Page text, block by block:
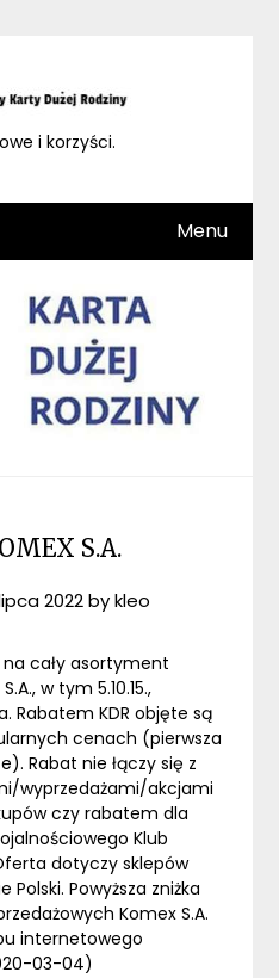
i korzyści.
Menu
S.A.
2022bykleo
na cały asortyment
w tym 5.10.15.,
Rabatem KDR objęte są
cenach (pierwsza
Rabat nie łączy się z
wyprzedażami/akcjami
czy rabatem dla
Klub
dotyczy sklepów
Powyższa zniżka
Komex S.A.
internetowego
03-04)